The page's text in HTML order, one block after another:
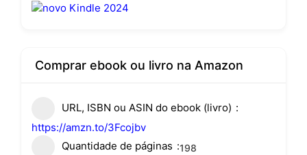
Comprar ebook ou livro na Amazon
URL, ISBN ou ASIN do ebook (livro)
https://amzn.to/3Fcojbv
Quantidade de páginas
198